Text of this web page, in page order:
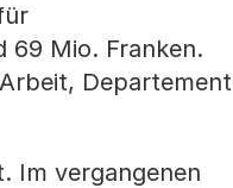
69 Mio. Franken.
Departement
Im vergangenen